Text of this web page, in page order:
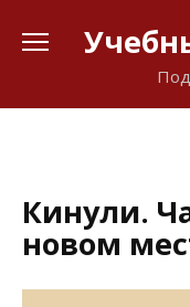
Кинули.
новом